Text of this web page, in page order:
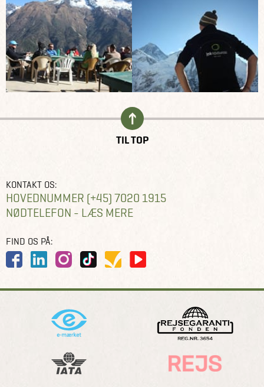
TIL TOP
KONTAKT OS:
HOVEDNUMMER (+45) 7020 1915
NØDTELEFON - LÆS MERE
FIND OS PÅ: